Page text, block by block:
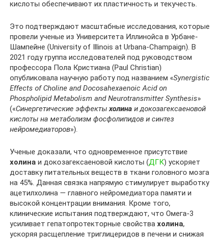
кислоты обеспечивают их пластичность и текучесть.
Это подтверждают масштабные исследования, которые
провели ученые из Университета Иллинойса в Урбане-
Шампейне (University of Illinois at Urbana-Champaign). В
2021 году группа исследователей под руководством
профессора Пола Кристиана (Paul Christian)
опубликовала научную работу под названием «Synergistic
Effects of Choline and Docosahexaenoic Acid on
Phospholipid Metabolism and Neurotransmitter Synthesis»
(«Синергетические эффектыхолина и докозагексаеновой
кислоты на метаболизм фосфолипидов и синтез
нейромедиаторов»).
Ученые доказали, что одновременное присутствие
холина и докозагексаеновой кислоты (ДГК) ускоряет
доставку питательных веществ в ткани головного мозга
на 45%. Данная связка напрямую стимулирует выработку
ацетилхолина — главного нейромедиатора памяти и
высокой концентрации внимания. Кроме того,
клинические испытания подтверждают, что Омега-3
усиливает гепатопротекторные свойства холина,
ускоряя расщепление триглицеридов в печени и снижая